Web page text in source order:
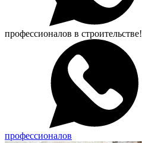
профессионалов в строительстве!
профессионалов